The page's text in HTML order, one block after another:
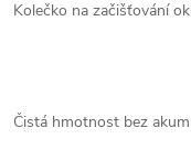
Kolečko na začišťování
Čistá hmotnost bez